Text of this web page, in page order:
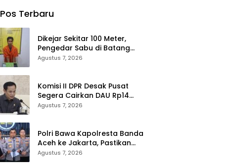
Pos Terbaru
Dikejar Sekitar 100 Meter,
Pengedar Sabu di Batang
Agustus 7, 2026
Komisi II DPR Desak Pusat
Segera Cairkan DAU Rp14
Triliun untuk 79 Daerah, Gaji
Agustus 7, 2026
Polri Bawa Kapolresta Banda
Aceh ke Jakarta, Pastikan
Proses Pemeriksaan
Agustus 7, 2026